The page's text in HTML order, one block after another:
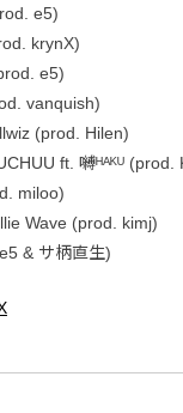
e5)
krynX)
e5)
vanquish)
(prod. Hilen)
ft. 嚩ᴴᴬᴷᵁ (prod.
miloo)
Wave (prod. kimj)
& サ柄直生)